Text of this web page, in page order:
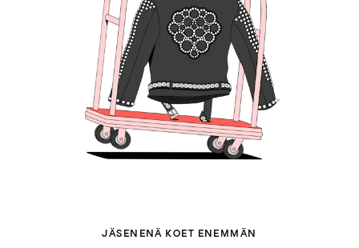
JÄSENENÄ KOET ENEMMÄN